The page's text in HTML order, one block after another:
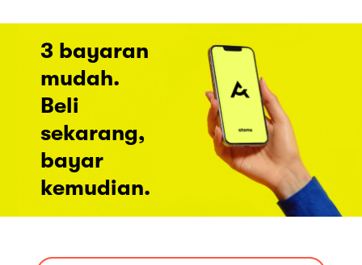
3 bayaran
mudah.
Beli
sekarang,
bayar
kemudian.